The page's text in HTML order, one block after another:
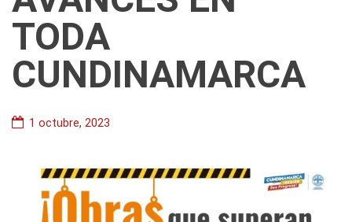
TODA
CUNDINAMARCA
1 octubre, 2023